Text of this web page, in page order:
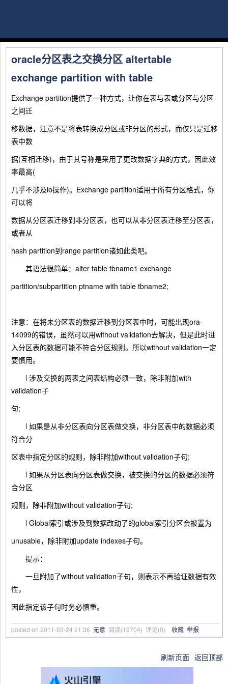
oracle分区表之交换分区 altertable
exchange partition with table
Exchange partition提供了一种方式，让你在表与表或分区与分区
之间迁
移数据，注意不是将表转换成分区或非分区的形式，而仅只是迁移
表中数
据(互相迁移)，由于其号称是采用了更改数据字典的方式，因此效
率最高(
几乎不涉及io操作)。Exchange partition适用于所有分区格式，你
可以将
数据从分区表迁移到非分区表，也可以从非分区表迁移至分区表，
或者从
hash partition到range partition诸如此类吧。
其语法很简单：alter table tbname1 exchange
partition/subpartition ptname with table tbname2;
注意：在将未分区表的数据迁移到分区表中时，可能出现ora-
14099的错误，虽然可以用without validation去解决，但是此时进
入分区表的数据可能不符合分区规则。所以without validation一定
要慎用。
l 涉及交换的两表之间表结构必须一致，除非附加with
validation子
句;
l 如果是从非分区表向分区表做交换，非分区表中的数据必须
符合分
区表中指定分区的规则，除非附加without validation子句;
l 如果从分区表向分区表做交换，被交换的分区的数据必须符
合分区
规则，除非附加without validation子句;
l Global索引或涉及到数据改动了的global索引分区会被置为
unusable，除非附加update indexes子句。
提示：
一旦附加了without validation子句，则表示不再验证数据有效
性，
因此指定该子句时务必慎重。
posted on 2011-03-24 21:36 无意 阅读(19704) 评论(0) 收藏 举报
刷新页面 返回顶部